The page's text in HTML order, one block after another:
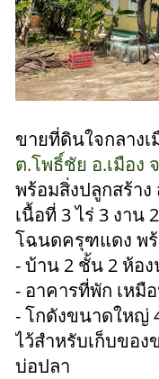
ขายที่ดินใจกลาง
ต.โพธิ์ชัย อ.เมือง
พร้อมสิ่งปลูกสร้า
เนื้อที่ 3 ไร่ 3 งาน
โฉนดครุฑแดง พ
- บ้าน 2 ชั้น 2 ห้อ
- อาคารที่พัก เหมื
- โกดังขนาดใหญ่
ไว้สำหรับเก็บขอ
บ่อปลา